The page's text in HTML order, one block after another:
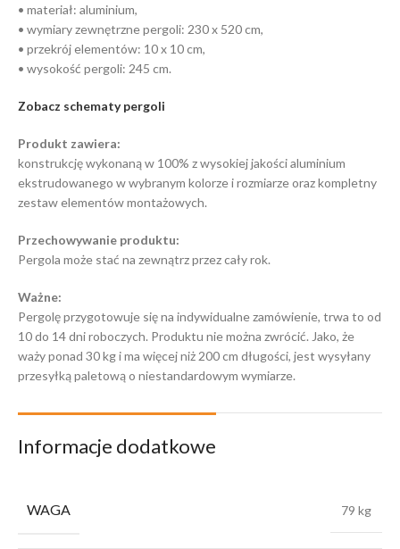
• materiał: aluminium,
• wymiary zewnętrzne pergoli: 230 x 520 cm,
• przekrój elementów: 10 x 10 cm,
• wysokość pergoli: 245 cm.
Zobacz schematy pergoli
Produkt zawiera:
konstrukcję wykonaną w 100% z wysokiej jakości aluminium
ekstrudowanego w wybranym kolorze i rozmiarze oraz kompletny
zestaw elementów montażowych.
Przechowywanie produktu:
Pergola może stać na zewnątrz przez cały rok.
Ważne:
Pergolę przygotowuje się na indywidualne zamówienie, trwa to od
10 do 14 dni roboczych. Produktu nie można zwrócić. Jako, że
waży ponad 30 kg i ma więcej niż 200 cm długości, jest wysyłany
przesyłką paletową o niestandardowym wymiarze.
Informacje dodatkowe
WAGA 79 kg